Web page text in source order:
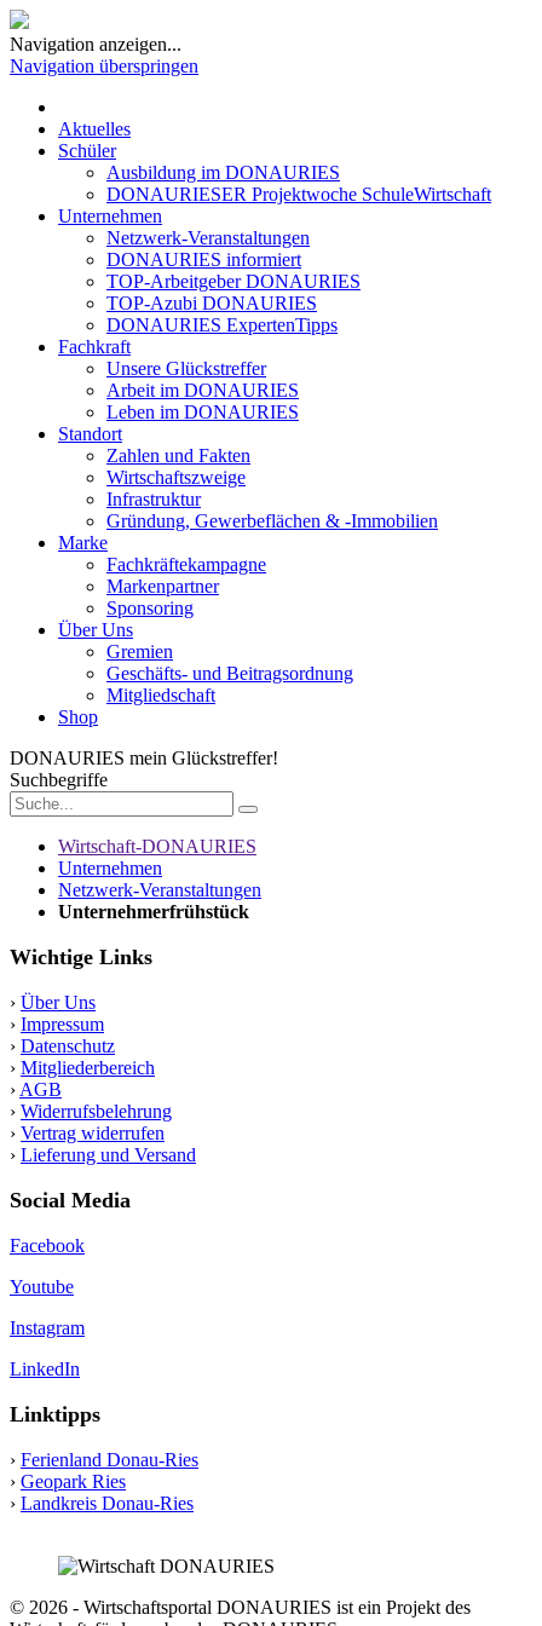
Navigation anzeigen...
Navigation überspringen
Aktuelles
Schüler
Ausbildung im DONAURIES
DONAURIESER Projektwoche SchuleWirtschaft
Unternehmen
Netzwerk-Veranstaltungen
DONAURIES informiert
TOP-Arbeitgeber DONAURIES
TOP-Azubi DONAURIES
DONAURIES ExpertenTipps
Fachkraft
Unsere Glückstreffer
Arbeit im DONAURIES
Leben im DONAURIES
Standort
Zahlen und Fakten
Wirtschaftszweige
Infrastruktur
Gründung, Gewerbeflächen & -Immobilien
Marke
Fachkräftekampagne
Markenpartner
Sponsoring
Über Uns
Gremien
Geschäfts- und Beitragsordnung
Mitgliedschaft
Shop
DONAURIES mein Glückstreffer!
Suchbegriffe
Wirtschaft-DONAURIES
Unternehmen
Netzwerk-Veranstaltungen
Unternehmerfrühstück
Wichtige Links
› Über Uns
› Impressum
› Datenschutz
› Mitgliederbereich
› AGB
› Widerrufsbelehrung
› Vertrag widerrufen
› Lieferung und Versand
Social Media
Facebook
Youtube
Instagram
LinkedIn
Linktipps
› Ferienland Donau-Ries
› Geopark Ries
› Landkreis Donau-Ries
© 2026 - Wirtschaftsportal DONAURIES ist ein Projekt des